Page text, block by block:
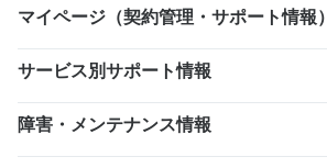
マイページ（契約管理・サポート情報）
サービス別サポート情報
障害・メンテナンス情報